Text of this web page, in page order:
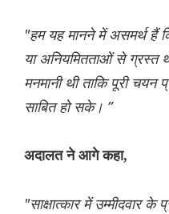
"हम यह मानने में असमर्थ हैं
या अनियमितताओं से ग्रस्त
मनमानी थी ताकि पूरी चयन
साबित हो सके। ”
अदालत ने आगे कहा,
"साक्षात्कार में उम्मीदवार